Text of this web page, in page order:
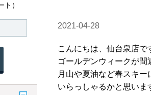
ト）
2021-04-28
こんにちは、仙台泉店で
ゴールデンウィークが間
月山や夏油など春スキー
いらっしゃるかと思いま